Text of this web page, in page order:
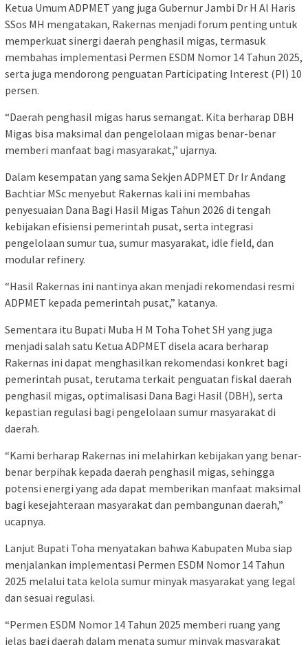
Ketua Umum ADPMET yang juga Gubernur Jambi Dr H Al Haris
SSos MH mengatakan, Rakernas menjadi forum penting untuk
memperkuat sinergi daerah penghasil migas, termasuk
membahas implementasi Permen ESDM Nomor 14 Tahun 2025,
serta juga mendorong penguatan Participating Interest (PI) 10
persen.
“Daerah penghasil migas harus semangat. Kita berharap DBH
Migas bisa maksimal dan pengelolaan migas benar-benar
memberi manfaat bagi masyarakat,” ujarnya.
Dalam kesempatan yang sama Sekjen ADPMET Dr Ir Andang
Bachtiar MSc menyebut Rakernas kali ini membahas
penyesuaian Dana Bagi Hasil Migas Tahun 2026 di tengah
kebijakan efisiensi pemerintah pusat, serta integrasi
pengelolaan sumur tua, sumur masyarakat, idle field, dan
modular refinery.
“Hasil Rakernas ini nantinya akan menjadi rekomendasi resmi
ADPMET kepada pemerintah pusat,” katanya.
Sementara itu Bupati Muba H M Toha Tohet SH yang juga
menjadi salah satu Ketua ADPMET disela acara berharap
Rakernas ini dapat menghasilkan rekomendasi konkret bagi
pemerintah pusat, terutama terkait penguatan fiskal daerah
penghasil migas, optimalisasi Dana Bagi Hasil (DBH), serta
kepastian regulasi bagi pengelolaan sumur masyarakat di
daerah.
“Kami berharap Rakernas ini melahirkan kebijakan yang benar-
benar berpihak kepada daerah penghasil migas, sehingga
potensi energi yang ada dapat memberikan manfaat maksimal
bagi kesejahteraan masyarakat dan pembangunan daerah,”
ucapnya.
Lanjut Bupati Toha menyatakan bahwa Kabupaten Muba siap
menjalankan implementasi Permen ESDM Nomor 14 Tahun
2025 melalui tata kelola sumur minyak masyarakat yang legal
dan sesuai regulasi.
“Permen ESDM Nomor 14 Tahun 2025 memberi ruang yang
jelas bagi daerah dalam menata sumur minyak masyarakat